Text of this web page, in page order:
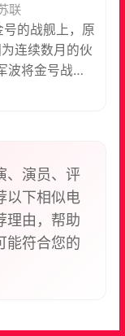
联
的战舰上，原
连续数月的伙
波将金号战舰
的待遇。一连
行刑队拒绝开
。波将金号被
补给。敖德萨
填膺，纷纷声
皇军队的镇
、演员、评
以下相似电
理由，帮助
能符合您的